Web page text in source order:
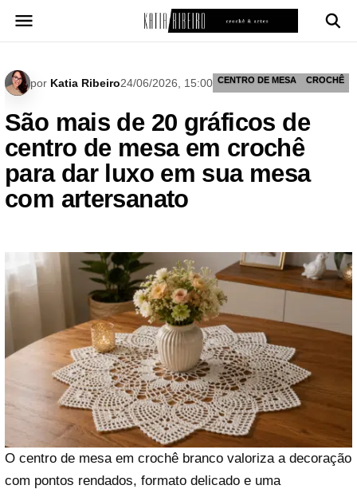
para
por Katia Ribeiro24/06/2026, 15:00 CENTRO DE MESA CROCHÊ
São mais de 20 gráficos de
centro de mesa em crochê
para dar luxo em sua mesa
com artersanato
O centro de mesa em crochê branco valoriza a decoração
com pontos rendados, formato delicado e uma